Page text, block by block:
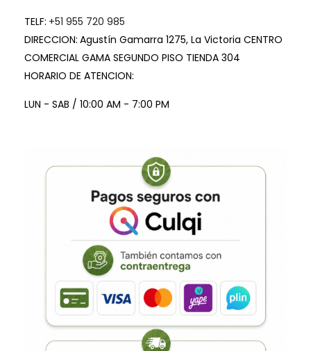
TELF: +51 955 720 985
DIRECCION: Agustín Gamarra 1275, La Victoria CENTRO
COMERCIAL GAMA SEGUNDO PISO TIENDA 304
HORARIO DE ATENCION:
LUN - SAB / 10:00 AM - 7:00 PM